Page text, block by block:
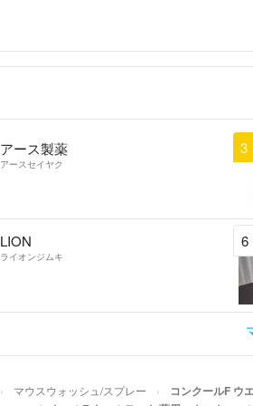
どうぞよろ
アース製薬
アースセイヤク
3
LION
ライオンジムキ
6
マウスウォッシュ/スプレー コンクールF ウ